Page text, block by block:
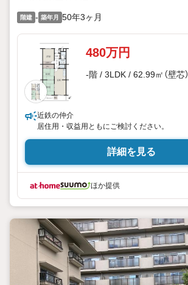
階建 - 築年月 50年3ヶ月
480万円
-階 / 3LDK / 62.99㎡（壁芯）
近鉄の仲介
居住用・収益用ともにご検討ください。
詳細を見る
ほか提供